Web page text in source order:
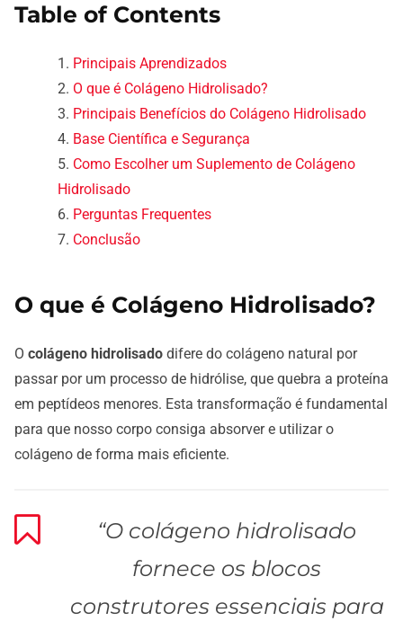
Table of Contents
Principais Aprendizados
O que é Colágeno Hidrolisado?
Principais Benefícios do Colágeno Hidrolisado
Base Científica e Segurança
Como Escolher um Suplemento de Colágeno
Hidrolisado
Perguntas Frequentes
Conclusão
O que é Colágeno Hidrolisado?
O colágeno hidrolisado difere do colágeno natural por
passar por um processo de hidrólise, que quebra a proteína
em peptídeos menores. Esta transformação é fundamental
para que nosso corpo consiga absorver e utilizar o
colágeno de forma mais eficiente.
“O colágeno hidrolisado
fornece os blocos
construtores essenciais para